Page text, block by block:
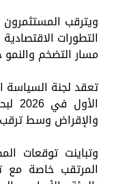
ويترقب
التطورات
مسار التضخم والنمو
تعقد لجنة السياسة
والإقراض وسط
وتباينت توقعات